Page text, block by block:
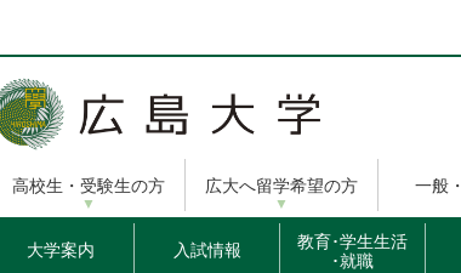
高校生・受験生の方 広大へ留学希望の方 一般
大学案内 入試情報
教育･学生生活
･就職